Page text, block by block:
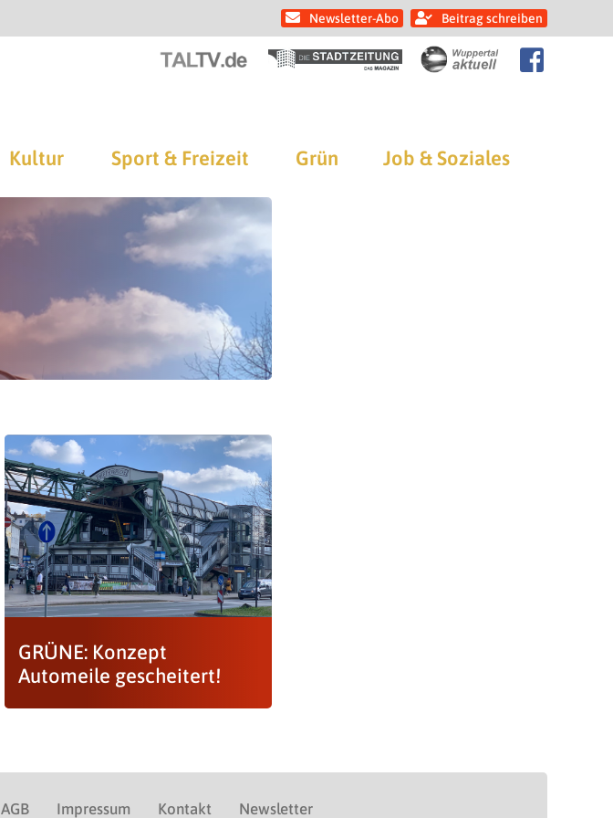
Newsletter-Abo Beitrag schreiben
Kultur Sport & Freizeit Grün Job & Soziales
GRÜNE: Konzept
Automeile gescheitert!
AGB Impressum Kontakt Newsletter